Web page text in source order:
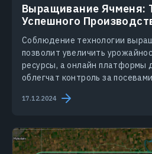
Выращивание Ячменя:
Успешного
Соблюдение технологии
позволит увеличить
ресурсы, а онлайн платформы
облегчат контроль за
17.12.2024